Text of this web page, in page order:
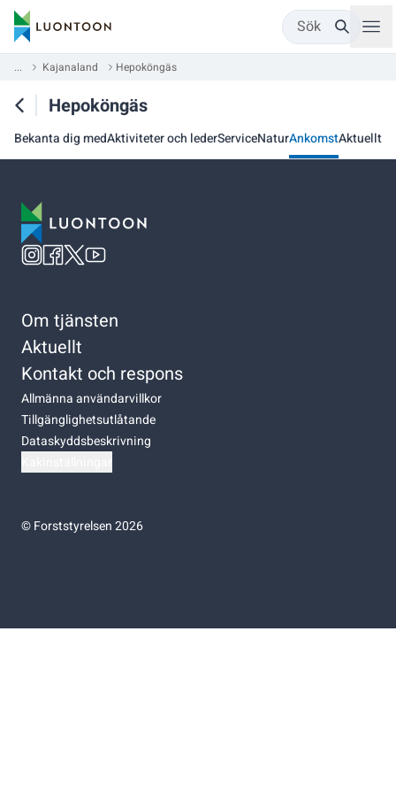
Sök
... Kajanaland Hepoköngäs
Hepoköngäs
Bekanta dig medAktiviteter och lederServiceNaturAnkomstAktuellt
Om tjänsten
Aktuellt
Kontakt och respons
Allmänna användarvillkor
Tillgänglighetsutlåtande
Dataskyddsbeskrivning
©Forststyrelsen 2026